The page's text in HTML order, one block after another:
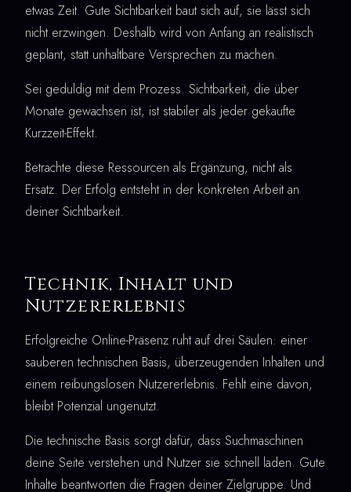
etwas Zeit. Gute Sichtbarkeit baut sich auf, sie lässt sich
nicht erzwingen. Deshalb wird von Anfang an realistisch
geplant, statt unhaltbare Versprechen zu machen.
Sei geduldig mit dem Prozess. Sichtbarkeit, die über
Monate gewachsen ist, ist stabiler als jeder gekaufte
Kurzzeit-Effekt.
Betrachte diese Ressourcen als Ergänzung, nicht als
Ersatz. Der Erfolg entsteht in der konkreten Arbeit an
deiner Sichtbarkeit.
Technik, Inhalt und
Nutzererlebnis
Erfolgreiche Online-Präsenz ruht auf drei Säulen: einer
sauberen technischen Basis, überzeugenden Inhalten und
einem reibungslosen Nutzererlebnis. Fehlt eine davon,
bleibt Potenzial ungenutzt.
Die technische Basis sorgt dafür, dass Suchmaschinen
deine Seite verstehen und Nutzer sie schnell laden. Gute
Inhalte beantworten die Fragen deiner Zielgruppe. Und